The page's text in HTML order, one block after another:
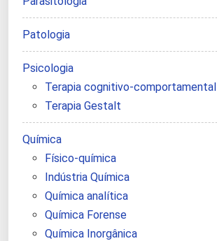
Patologia
Psicologia
Terapia cognitivo-comportamental
Terapia Gestalt
Química
Físico-química
Indústria Química
Química analítica
Química Forense
Química Inorgânica